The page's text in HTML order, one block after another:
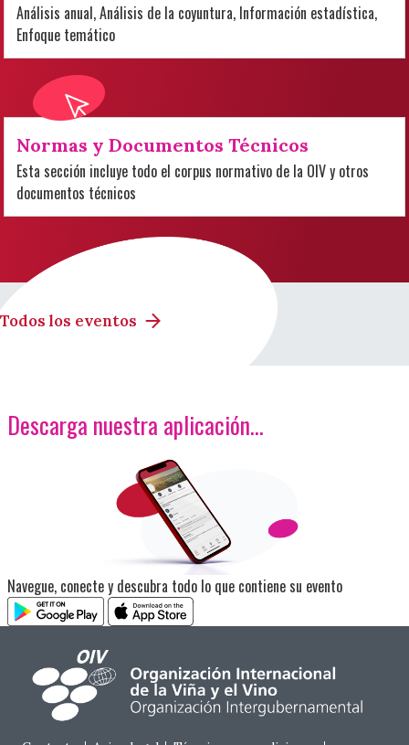
Análisis anual, Análisis de la coyuntura, Información estadística,
Enfoque temático
Normas y Documentos Técnicos
Esta sección incluye todo el corpus normativo de la OIV y otros
documentos técnicos
Todos los eventos
Descarga nuestra aplicación…
<p>Imagen</p>
Navegue, conecte y descubra todo lo que contiene su evento